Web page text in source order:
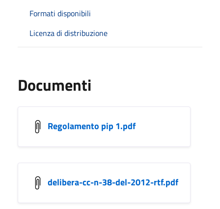
Formati disponibili
Licenza di distribuzione
Documenti
Regolamento pip 1.pdf
delibera-cc-n-38-del-2012-rtf.pdf